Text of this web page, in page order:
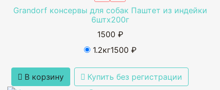
Grandorf консервы для собак Паштет из индейки
6штх200г
1500 ₽
1.2кг1500 ₽
В корзину Купить без регистрации